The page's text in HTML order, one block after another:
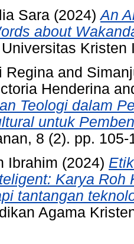
Sara (2024)An
about
Kristen
Regina and
Henderina
Teologi dalam
untuk
8 (2). pp.
Ibrahim (2024)
Karya Roh
tantangan
Agama